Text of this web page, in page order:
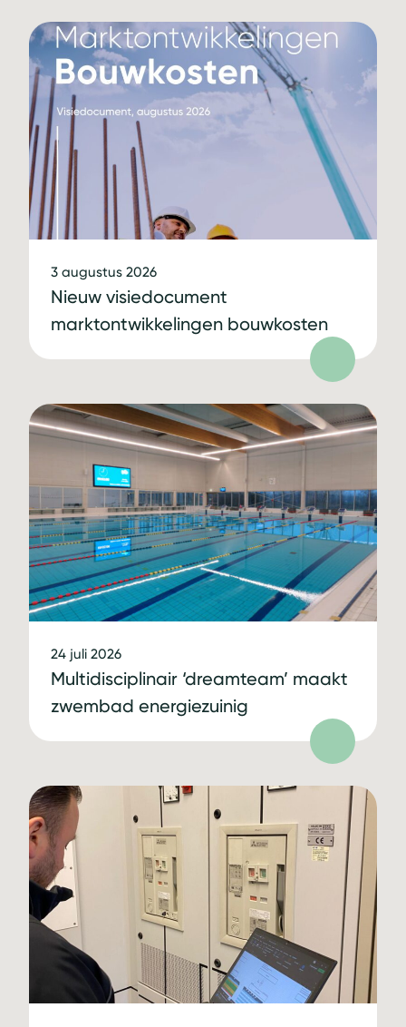
3 augustus 2026
Nieuw visiedocument
marktontwikkelingen bouwkosten
24 juli 2026
Multidisciplinair ‘dreamteam’ maakt
zwembad energiezuinig